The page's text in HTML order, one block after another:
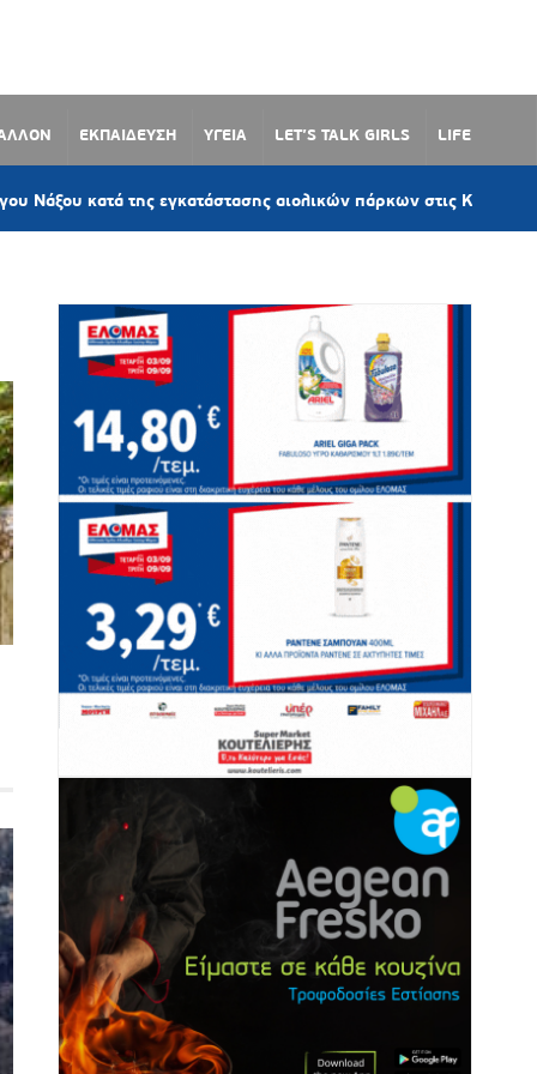
ΕΚΠΑΙΔΕΥΣΗ ΥΓΕΙΑ LET’S TALK GIRLS LIFE
της εγκατάστασης αιολικών πάρκων στις Κυκλάδες